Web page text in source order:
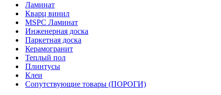
Ламинат
Кварц винил
MSPC Ламинат
Инженерная доска
Паркетная доска
Керамогранит
Теплый пол
Плинтусы
Клеи
Сопутствующие товары (ПОРОГИ)